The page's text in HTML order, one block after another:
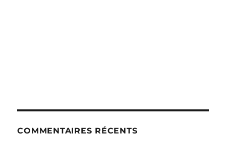
COMMENTAIRES RÉCENTS